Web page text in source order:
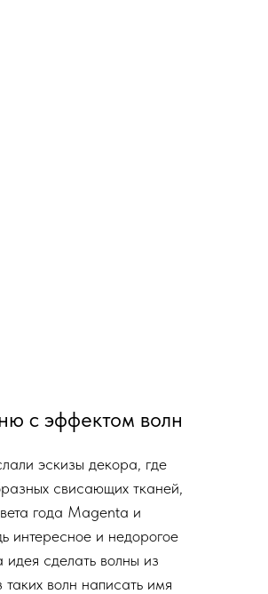
с эффектом волн
эскизы декора, где
свисающих тканей,
года Magenta и
интересное и недорогое
сделать волны из
волн написать имя